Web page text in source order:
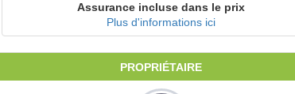
Assurance incluse dans le prix
Plus d'informations ici
PROPRIÉTAIRE